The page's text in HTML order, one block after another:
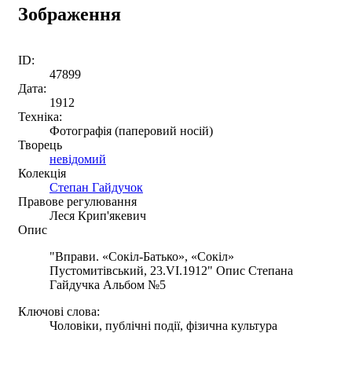
Зображення
ID:
47899
Дата:
1912
Техніка:
Фотографія (паперовий носій)
Творець
невідомий
Колекція
Степан Гайдучок
Правове регулювання
Леся Крип'якевич
Опис
"Вправи. «Сокіл-Батько», «Сокіл»
Пустомитівський, 23.VI.1912" Опис Степана
Гайдучка Альбом №5
Ключові слова:
Чоловіки, публічні події, фізична культура